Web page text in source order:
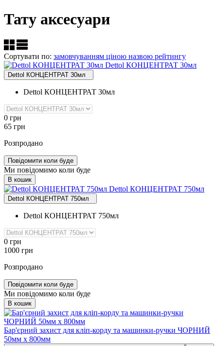
Тату аксесуари
Сортувати по: замовчуванням ціною назвою рейтингу
Dettol КОНЦЕНТРАТ 30мл
Dettol КОНЦЕНТРАТ 30мл
Dettol КОНЦЕНТРАТ 30мл
0 грн
65 грн
Розпродано
Повідомити коли буде
Ми повідомимо коли буде
В кошик
Dettol КОНЦЕНТРАТ 750мл
Dettol КОНЦЕНТРАТ 750мл
Dettol КОНЦЕНТРАТ 750мл
0 грн
1000 грн
Розпродано
Повідомити коли буде
Ми повідомимо коли буде
В кошик
Бар'єрний захист для кліп‑корду та машинки‑ручки ЧОРНИЙ
50мм х 800мм